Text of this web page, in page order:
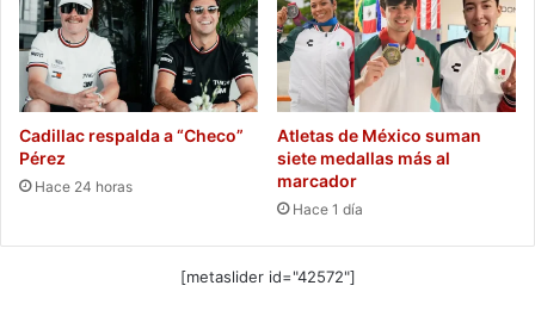
Cadillac respalda a “Checo”
Pérez
Hace 24 horas
Atletas de México suman
siete medallas más al
marcador
Hace 1 día
[metaslider id="42572"]